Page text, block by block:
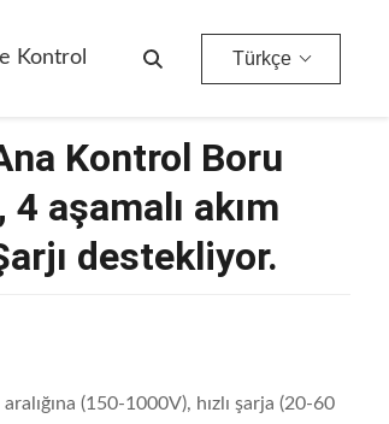
Kontrol Türkçe
& Charge / Planlı Şarjı Destekliyor.
Kontrol Boru
aşamalı akım
destekliyor.
(150-1000V), hızlı şarja (20-60